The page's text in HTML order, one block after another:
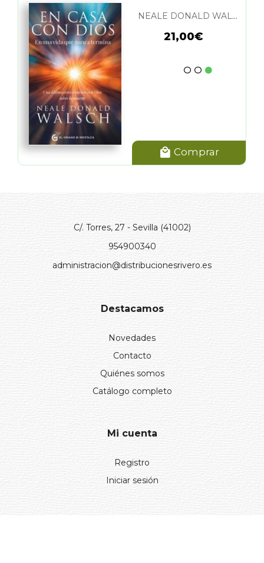
NEALE DONALD WALSCH
21,00€
Comprar
C/. Torres, 27 - Sevilla (41002)
954900340
administracion@distribucionesrivero.es
Destacamos
Novedades
Contacto
Quiénes somos
Catálogo completo
Mi cuenta
Registro
Iniciar sesión